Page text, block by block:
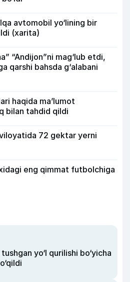
avtomobil yo‘lining bir
(xarita)
“Andijon”ni mag‘lub etdi,
qarshi bahsda g‘alabani
haqida ma’lumot
bilan tahdid qildi
72 gektar yerni
eng qimmat futbolchiga
yo‘l qurilishi bo‘yicha